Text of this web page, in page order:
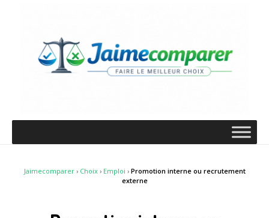
Jaimecomparer› Choix› Emploi › Promotion interne ou recrutement
externe